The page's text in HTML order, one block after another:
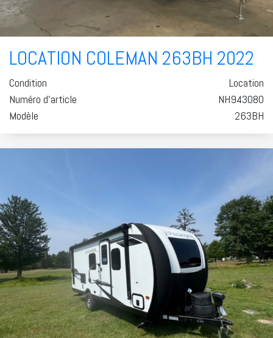
LOCATION COLEMAN 263BH 2022
Condition
Location
Numéro d'article
NH943080
Modèle
263BH